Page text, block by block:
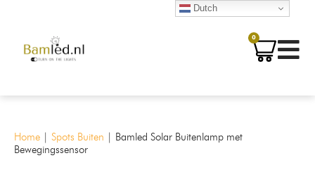
0
Home | Spots Buiten | Bamled Solar Buitenlamp met
Bewegingssensor
Dutch